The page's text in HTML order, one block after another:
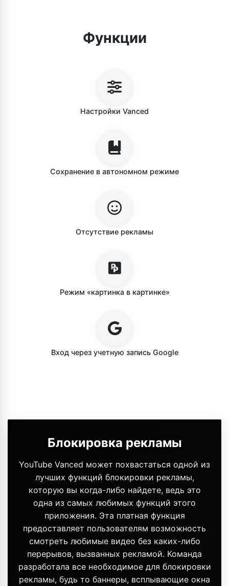
Функции
Настройки Vanced
Сохранение в автономном режиме
Отсутствие рекламы
Режим «картинка в картинке»
Вход через учетную запись Google
Блокировка рекламы
YouTube Vanced может похвастаться одной из
лучших функций блокировки рекламы,
которую вы когда-либо найдете, ведь это
одна из самых любимых функций этого
приложения. Эта платная функция
предоставляет пользователям возможность
смотреть любимые видео без каких-либо
перерывов, вызванных рекламой. Команда
разработала все необходимое для блокировки
рекламы, будь то баннеры, всплывающие окна